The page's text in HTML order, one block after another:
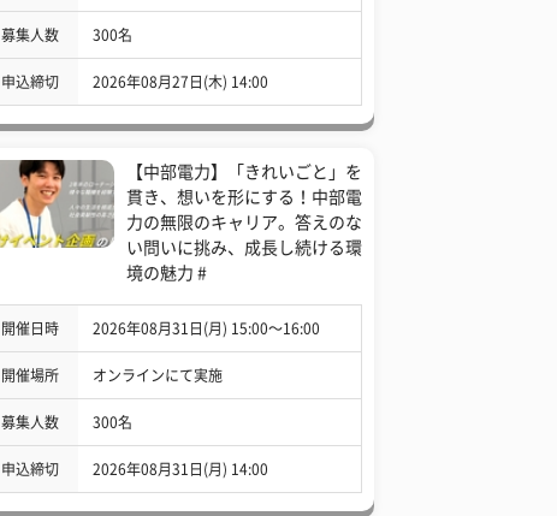
募集人数 300名
申込締切 2026年08月27日(木) 14:00
【中部電力】「きれいごと」を
貫き、想いを形にする！中部電
力の無限のキャリア。答えのな
い問いに挑み、成長し続ける環
境の魅力 #
開催日時 2026年08月31日(月) 15:00〜16:00
開催場所 オンラインにて実施
募集人数 300名
申込締切 2026年08月31日(月) 14:00